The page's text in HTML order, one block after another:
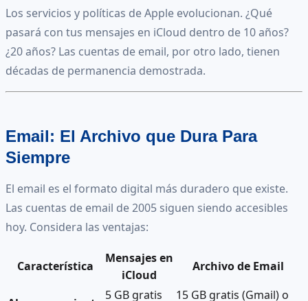
Los servicios y políticas de Apple evolucionan. ¿Qué
pasará con tus mensajes en iCloud dentro de 10 años?
¿20 años? Las cuentas de email, por otro lado, tienen
décadas de permanencia demostrada.
Email: El Archivo que Dura Para
Siempre
El email es el formato digital más duradero que existe.
Las cuentas de email de 2005 siguen siendo accesibles
hoy. Considera las ventajas:
Característica
Mensajes en
iCloud
Archivo de Email
5 GB gratis 15 GB gratis (Gmail) o